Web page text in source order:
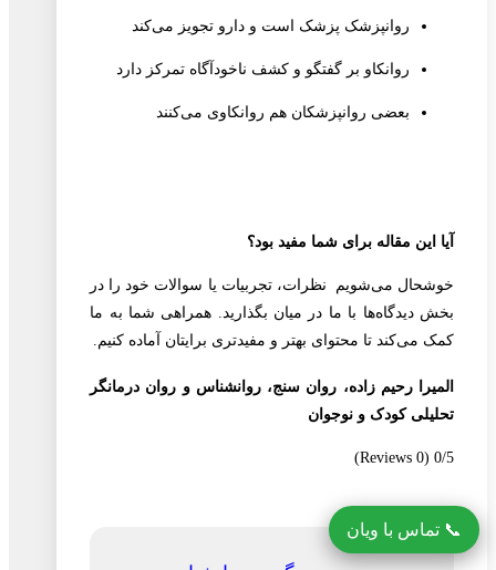
روانپزشک پزشک است و دارو تجویز می‌کند
روانکاو بر گفتگو و کشف ناخودآگاه تمرکز دارد
بعضی روانپزشکان هم روانکاوی می‌کنند
آیا این مقاله برای شما مفید بود؟
خوشحال می‌شویم نظرات، تجربیات یا سوالات خود را در
بخش دیدگاه‌ها با ما در میان بگذارید. همراهی شما به ما
کمک می‌کند تا محتوای بهتر و مفیدتری برایتان آماده کنیم.
المیرا رحیم زاده، روان سنج، روانشناس و روان درمانگر
تحلیلی کودک و نوجوان
0/5
(0 Reviews)
📞 تماس با ویان